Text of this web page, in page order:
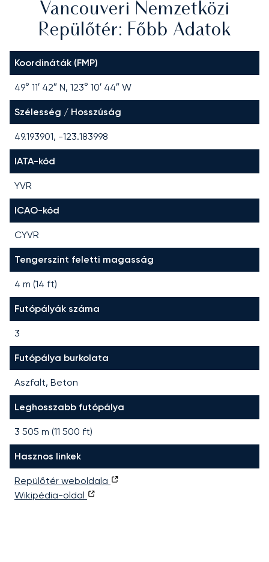
Vancouveri Nemzetközi
Repülőtér: Főbb Adatok
Koordináták (FMP)
49° 11′ 42″ N, 123° 10′ 44″ W
Szélesség / Hosszúság
49.193901, -123.183998
IATA-kód
YVR
ICAO-kód
CYVR
Tengerszint feletti magasság
4 m (14 ft)
Futópályák száma
3
Futópálya burkolata
Aszfalt, Beton
Leghosszabb futópálya
3 505 m (11 500 ft)
Hasznos linkek
Repülőtér weboldala
Wikipédia-oldal